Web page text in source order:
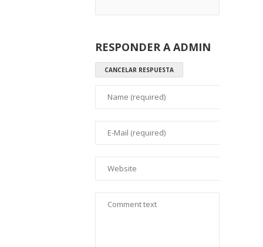
RESPONDER A ADMIN
CANCELAR RESPUESTA